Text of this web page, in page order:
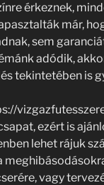
érkeznek,
már,
sem
adódik,
tekintetében is
ezért is
lehet rájuk
vagy